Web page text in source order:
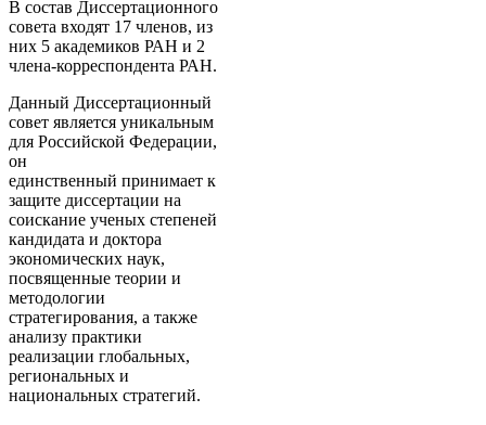
В состав Диссертационного
совета входят 17 членов, из
них 5 академиков РАН и 2
члена-корреспондента РАН.
Данный Диссертационный
совет является уникальным
для Российской Федерации,
он
единственный принимает к
защите диссертации на
соискание ученых степеней
кандидата и доктора
экономических наук,
посвященные теории и
методологии
стратегирования, а также
анализу практики
реализации глобальных,
региональных и
национальных стратегий.